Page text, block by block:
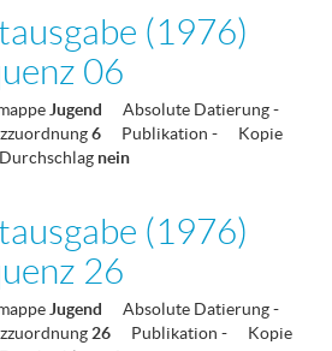
(1976)
06
Jugend Absolute Datierung-
6 Publikation -
Kopie
Durchschlag nein
(1976)
26
Jugend Absolute Datierung-
26 Publikation -
Kopie